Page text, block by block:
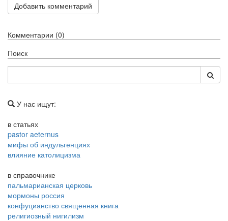
Добавить комментарий
Комментарии (0)
Поиск
У нас ищут:
в статьях
pastor aeternus
мифы об индульгенциях
влияние католицизма
в справочнике
пальмарианская церковь
мормоны россия
конфуцианство священная книга
религиозный нигилизм